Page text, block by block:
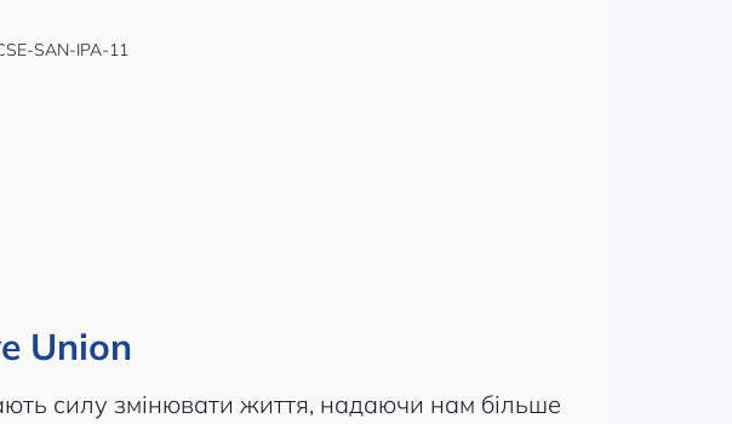
Union
силу змінювати життя, надаючи нам більше